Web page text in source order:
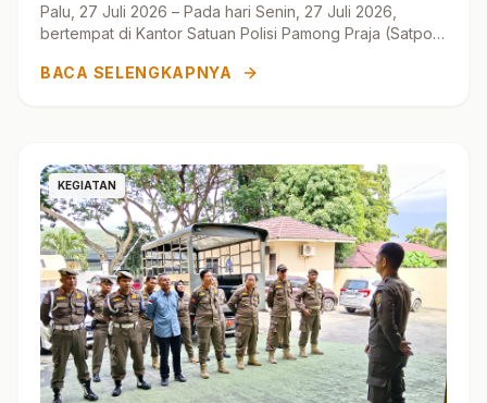
Palu, 27 Juli 2026 – Pada hari Senin, 27 Juli 2026,
bertempat di Kantor Satuan Polisi Pamong Praja (Satpol
BACA SELENGKAPNYA
KEGIATAN